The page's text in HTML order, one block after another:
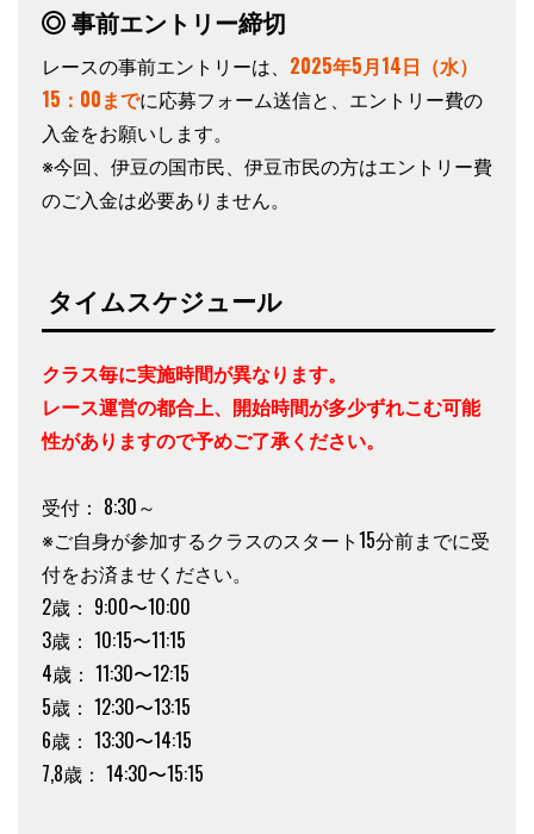
事前エントリー締切
レースの事前エントリーは、 2025年5月14日（水）
15：00までに応募フォーム送信と、エントリー費の
入金をお願いします。
※今回、伊豆の国市民、伊豆市民の方はエントリー費
のご入金は必要ありません。
タイムスケジュール
クラス毎に実施時間が異なります。
レース運営の都合上、開始時間が多少ずれこむ可能
性がありますので予めご了承ください。
受付： 8:30～
※ご自身が参加するクラスのスタート15分前までに受
付をお済ませください。
2歳： 9:00〜10:00
3歳： 10:15〜11:15
4歳： 11:30〜12:15
5歳： 12:30〜13:15
6歳： 13:30〜14:15
7,8歳： 14:30〜15:15